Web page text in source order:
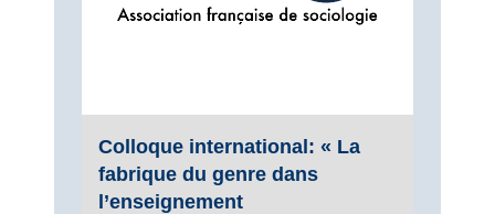
Colloque international: « La
fabrique du genre dans
l’enseignement